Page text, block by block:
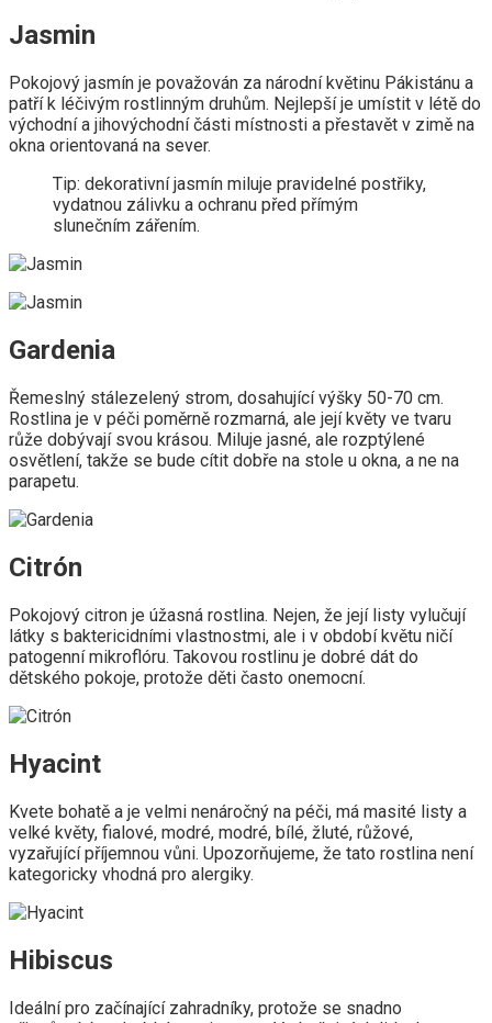
Jasmin
Pokojový jasmín je považován za národní květinu Pákistánu a
patří k léčivým rostlinným druhům. Nejlepší je umístit v létě do
východní a jihovýchodní části místnosti a přestavět v zimě na
okna orientovaná na sever.
Tip: dekorativní jasmín miluje pravidelné postřiky,
vydatnou zálivku a ochranu před přímým
slunečním zářením.
Gardenia
Řemeslný stálezelený strom, dosahující výšky 50-70 cm.
Rostlina je v péči poměrně rozmarná, ale její květy ve tvaru
růže dobývají svou krásou. Miluje jasné, ale rozptýlené
osvětlení, takže se bude cítit dobře na stole u okna, a ne na
parapetu.
Citrón
Pokojový citron je úžasná rostlina. Nejen, že její listy vylučují
látky s baktericidními vlastnostmi, ale i v období květu ničí
patogenní mikroflóru. Takovou rostlinu je dobré dát do
dětského pokoje, protože děti často onemocní.
Hyacint
Kvete bohatě a je velmi nenáročný na péči, má masité listy a
velké květy, fialové, modré, modré, bílé, žluté, růžové,
vyzařující příjemnou vůni. Upozorňujeme, že tato rostlina není
kategoricky vhodná pro alergiky.
Hibiscus
Ideální pro začínající zahradníky, protože se snadno